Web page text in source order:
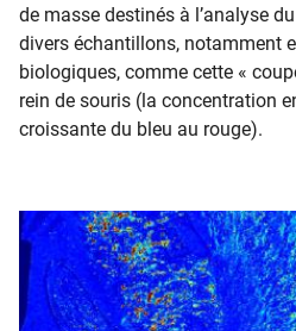
de masse destinés à l’analyse
divers échantillons, notamment
biologiques, comme cette «
rein de souris (la concentration
croissante du bleu au rouge).